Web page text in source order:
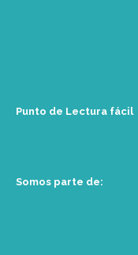
Punto de Lectura fácil
Somos parte de: